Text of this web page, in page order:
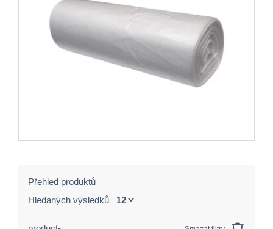
Přehled produktů
Hledaných výsledků